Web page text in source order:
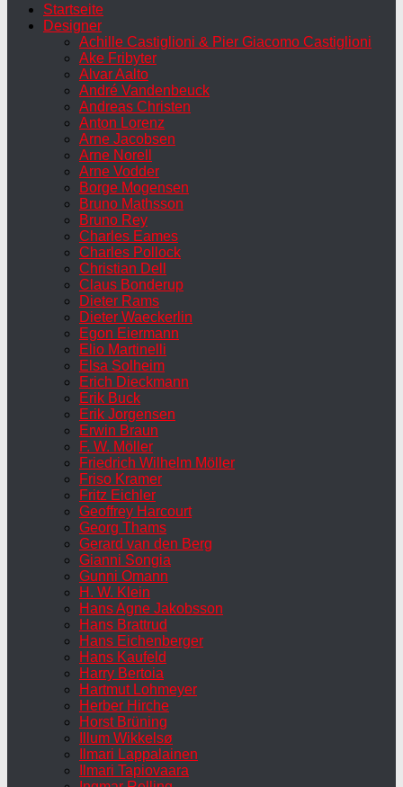
Startseite
Designer
Achille Castiglioni & Pier Giacomo Castiglioni
Ake Fribyter
Alvar Aalto
André Vandenbeuck
Andreas Christen
Anton Lorenz
Arne Jacobsen
Arne Norell
Arne Vodder
Borge Mogensen
Bruno Mathsson
Bruno Rey
Charles Eames
Charles Pollock
Christian Dell
Claus Bonderup
Dieter Rams
Dieter Waeckerlin
Egon Eiermann
Elio Martinelli
Elsa Solheim
Erich Dieckmann
Erik Buck
Erik Jorgensen
Erwin Braun
F. W. Möller
Friedrich Wilhelm Möller
Friso Kramer
Fritz Eichler
Geoffrey Harcourt
Georg Thams
Gerard van den Berg
Gianni Songia
Gunni Omann
H. W. Klein
Hans Agne Jakobsson
Hans Brattrud
Hans Eichenberger
Hans Kaufeld
Harry Bertoia
Hartmut Lohmeyer
Herber Hirche
Horst Brüning
Illum Wikkelsø
Ilmari Lappalainen
Ilmari Tapiovaara